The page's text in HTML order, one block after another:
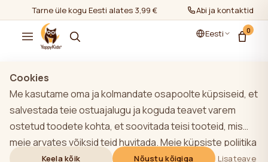
Tarne üle kogu Eesti alates 3,99 € Abi ja kontaktid
Eesti 0
Näita kõiki/Madratsid
YappyCoco madrats 80*60
Cookies
Me kasutame oma ja kolmandate osapoolte küpsiseid, et
salvestada teie ostuajalugu ja koguda teavet varem
ostetud toodete kohta, et soovitada teisi tooteid, mis
meie arvates võiksid teid huvitada. Meie küpsiste poliitika
kohta lisateabe saamiseks klõpsake nupule "Lisateave".
Keela kõik Nõustu kõigiga Lisateave